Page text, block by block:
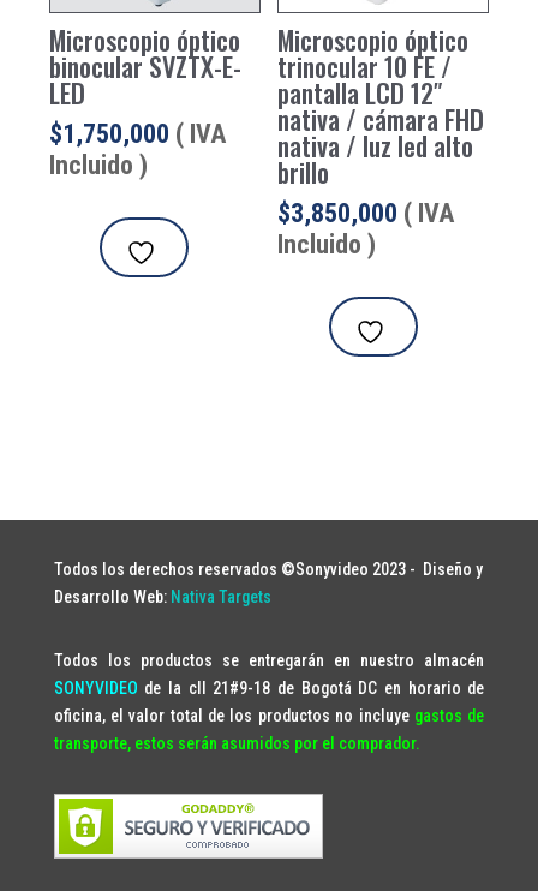
Microscopio óptico
binocular SVZTX-E-
LED
$1,750,000 ( IVA
Incluido )
Microscopio óptico
trinocular 10 FE /
pantalla LCD 12″
nativa / cámara FHD
nativa / luz led alto
brillo
$3,850,000 ( IVA
Incluido )
Todos los derechos reservados ©Sonyvideo 2023 - Diseño y
Desarrollo Web: Nativa Targets
Todos los productos se entregarán en nuestro almacén
SONYVIDEO de la cll 21#9-18 de Bogotá DC en horario de
oficina, el valor total de los productos no incluye gastos de
transporte, estos serán asumidos por el comprador.